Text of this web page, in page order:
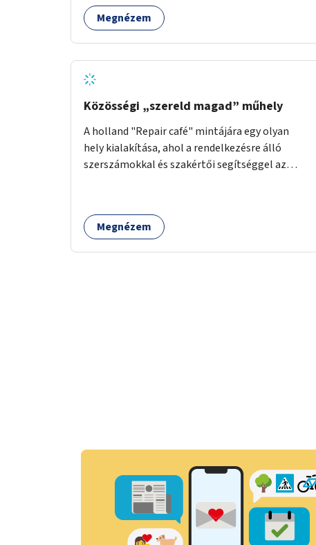
Megnézem
Közösségi „szereld magad” műhely
A holland "Repair café" mintájára egy olyan
hely kialakítása, ahol a rendelkezésre álló
szerszámokkal és szakértői segítséggel az
arra, hogy a közösség tagjai is segítsenek
egymásnak, megosszák tudásukat.
Megnézem